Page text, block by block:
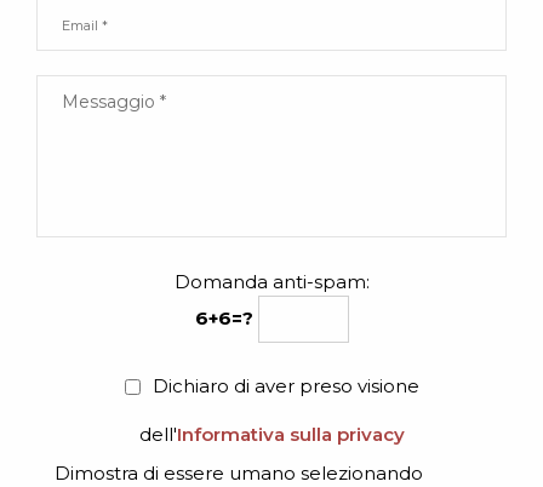
Domanda anti-spam:
6+6=?
Dichiaro di aver preso visione
dell'Informativa sulla privacy
Dimostra di essere umano selezionando